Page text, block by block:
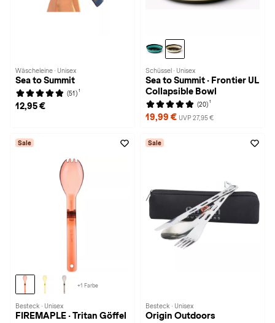
Wäscheleine · Unisex
Sea to Summit
(51) 1
12,95 €
Schüssel · Unisex
Sea to Summit · Frontier UL
Collapsible Bowl
(20) 1
19,99 € UVP 27,95 €
Sale
+1 Farbe
Besteck · Unisex
FIREMAPLE · Tritan Göffel
Sale
Besteck · Unisex
Origin Outdoors